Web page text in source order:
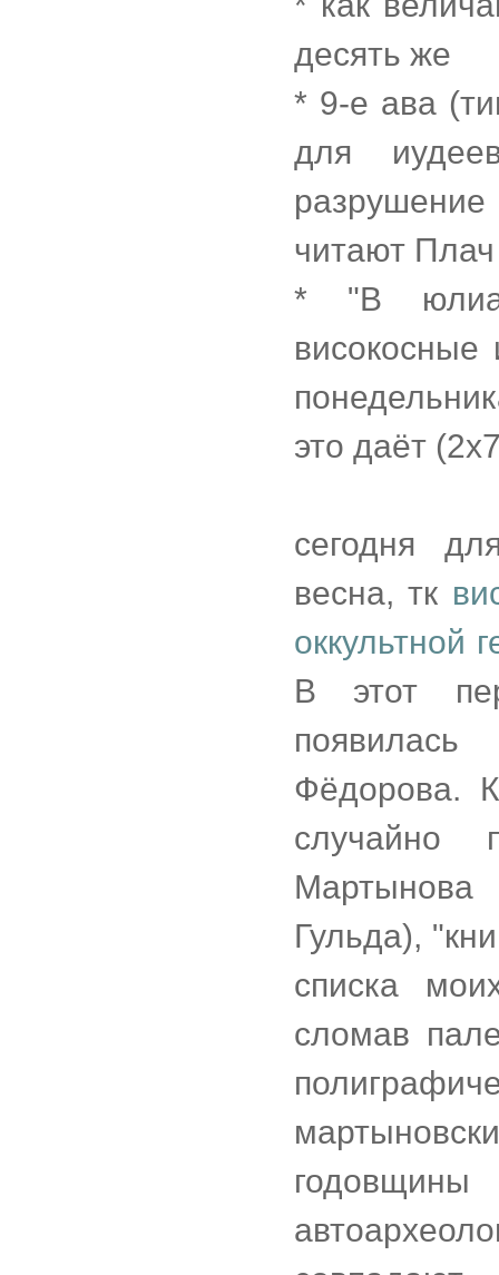
десять же
* 9-е ава
для
читают
* "В
високосные
это даёт
сегодня
весна, тк
оккультной
В этот
Фёдорова.
случайно
Гульда),
списка
сломав